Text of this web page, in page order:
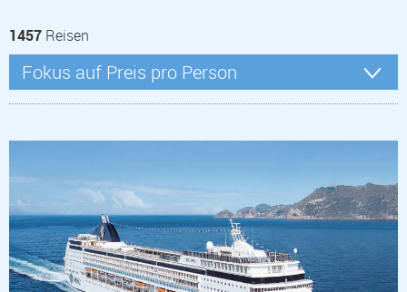
1457 Reisen